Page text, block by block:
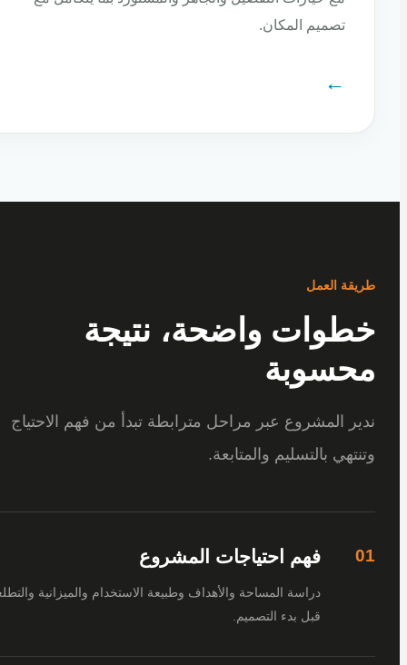
تصميم المكان.
العمل
واضحة، نتيجة
المشروع عبر مراحل مترابطة تبدأ من فهم الاحتياج
بالتسليم والمتابعة.
فهم احتياجات المشروع
دراسة المساحة والأهداف وطبيعة الاستخدام والميزانية والتطلعات
قبل بدء التصميم.